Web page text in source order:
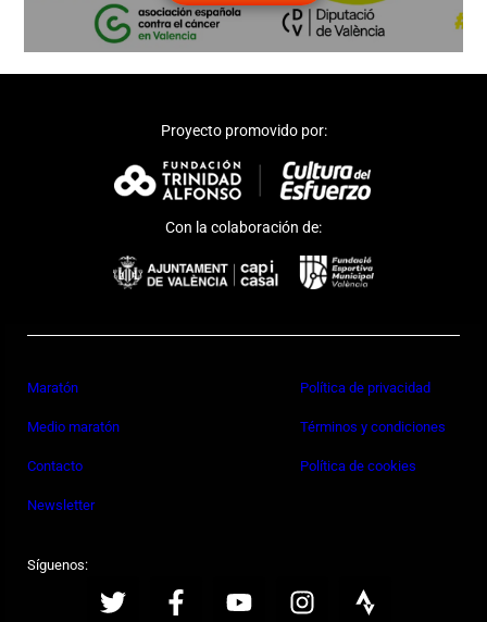
Proyecto promovido por:
Con la colaboración de:
Maratón
Medio maratón
Contacto
Newsletter
Política de privacidad
Términos y condiciones
Política de cookies
Síguenos: